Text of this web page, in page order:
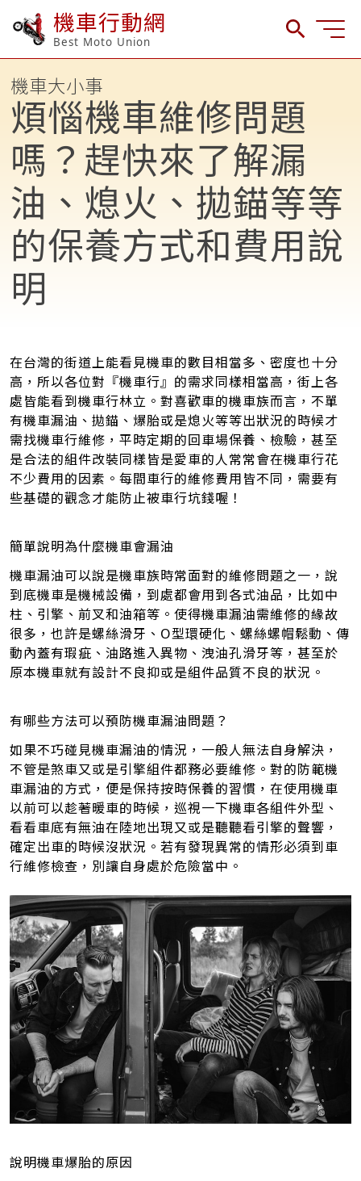
機車行動網
Best Moto Union
機車大小事
煩惱機車維修問題
嗎？趕快來了解漏
油、熄火、拋錨等等
的保養方式和費用說
明
在台灣的街道上能看見機車的數目相當多、密度也十分
高，所以各位對『機車行』的需求同樣相當高，街上各
處皆能看到機車行林立。對喜歡車的機車族而言，不單
有機車漏油、拋錨、爆胎或是熄火等等出狀況的時候才
需找機車行維修，平時定期的回車場保養、檢驗，甚至
是合法的組件改裝同樣皆是愛車的人常常會在機車行花
不少費用的因素。每間車行的維修費用皆不同，需要有
些基礎的觀念才能防止被車行坑錢喔！
簡單說明為什麼機車會漏油
機車漏油可以說是機車族時常面對的維修問題之一，說
到底機車是機械設備，到處都會用到各式油品，比如中
柱、引擎、前叉和油箱等。使得機車漏油需維修的緣故
很多，也許是螺絲滑牙、O型環硬化、螺絲螺帽鬆動、傳
動內蓋有瑕疵、油路進入異物、洩油孔滑牙等，甚至於
原本機車就有設計不良抑或是組件品質不良的狀況。
有哪些方法可以預防機車漏油問題？
如果不巧碰見機車漏油的情況，一般人無法自身解決，
不管是煞車又或是引擎組件都務必要維修。對的防範機
車漏油的方式，便是保持按時保養的習慣，在使用機車
以前可以趁著暖車的時候，巡視一下機車各組件外型、
看看車底有無油在陸地出現又或是聽聽看引擎的聲響，
確定出車的時候沒狀況。若有發現異常的情形必須到車
行維修檢查，別讓自身處於危險當中。
說明機車爆胎的原因